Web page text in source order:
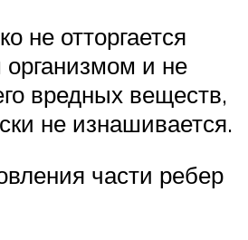
не отторгается
организмом и не
вредных веществ,
не изнашивается.
части ребер